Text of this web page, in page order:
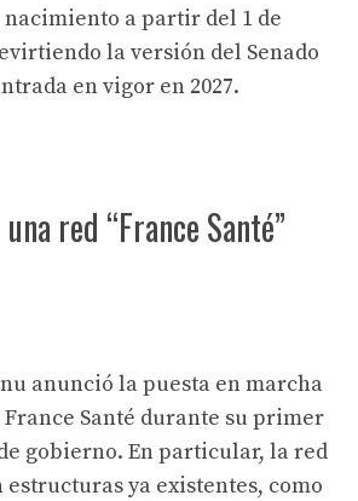
a partir del 1 de
la versión del Senado
en vigor en 2027.
red “France Santé”
anunció la puesta en marcha
France Santé durante su primer
gobierno. En particular, la red
estructuras ya existentes, como